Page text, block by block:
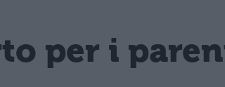
per i